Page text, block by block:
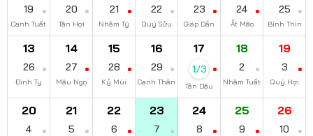
19
Canh Tuất
20
Tân Hợi
21
Nhâm Tý
22
Quý Sửu
23
Giáp Dần
24
Ất Mão
25
Bính Thìn
13
26
Đinh Tỵ
14
27
Mậu Ngọ
15
28
Kỷ Mùi
16
29
Canh Thân
17
1/3
Tân Dậu
18
2
Nhâm Tuất
19
3
Quý Hợi
20
4
21
5
22
6
23
7
24
8
25
9
26
10